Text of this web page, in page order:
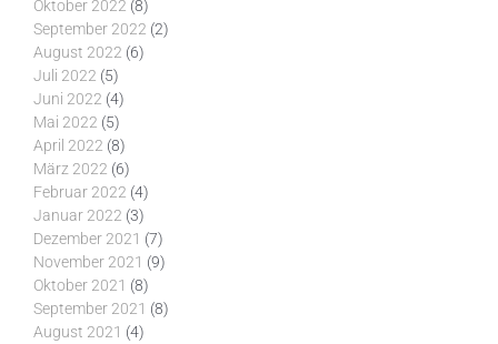
Oktober 2022 (8)
September 2022 (2)
August 2022 (6)
Juli 2022 (5)
Juni 2022 (4)
Mai 2022 (5)
April 2022 (8)
März 2022 (6)
Februar 2022 (4)
Januar 2022 (3)
Dezember 2021 (7)
November 2021 (9)
Oktober 2021 (8)
September 2021 (8)
August 2021 (4)